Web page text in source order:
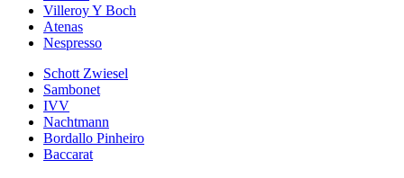
Villeroy Y Boch
Atenas
Nespresso
Schott Zwiesel
Sambonet
IVV
Nachtmann
Bordallo Pinheiro
Baccarat